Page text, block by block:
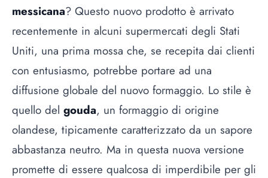
messicana? Questo nuovo prodotto è arrivato
recentemente in alcuni supermercati degli Stati
Uniti, una prima mossa che, se recepita dai clienti
con entusiasmo, potrebbe portare ad una
diffusione globale del nuovo formaggio. Lo stile è
quello del gouda, un formaggio di origine
olandese, tipicamente caratterizzato da un sapore
abbastanza neutro. Ma in questa nuova versione
promette di essere qualcosa di imperdibile per gli